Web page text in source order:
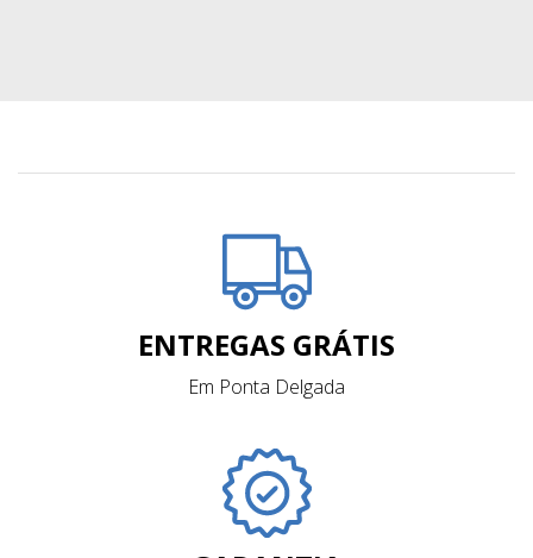
ENTREGAS GRÁTIS
Em Ponta Delgada